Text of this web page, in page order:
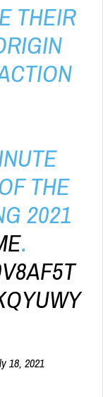
THEIR
THE
2021
.
18, 2021